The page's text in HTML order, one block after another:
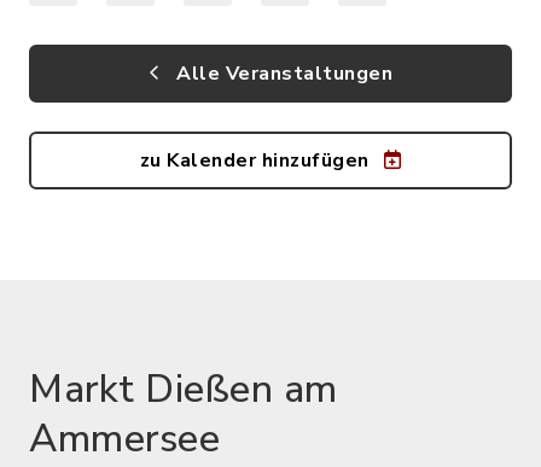
Alle Veranstaltungen
zu Kalender hinzufügen
Markt Dießen am
Ammersee